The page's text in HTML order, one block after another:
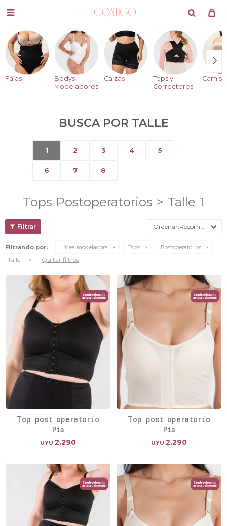

Fajas
Bodys
Modeladores
Calzas
Tops y
Correctores
BUSCA POR TALLE
1 2 3 4 5
6 7 8
Tops Postoperatorios > Talle 1
Recomendados
Filtrando por: Línea modeladora Tops
Postoperatorios
Talle 1
Quitar filtros
Top post operatorio
Pia
UYU 2.290
Top post operatorio
Pia
UYU 2.290